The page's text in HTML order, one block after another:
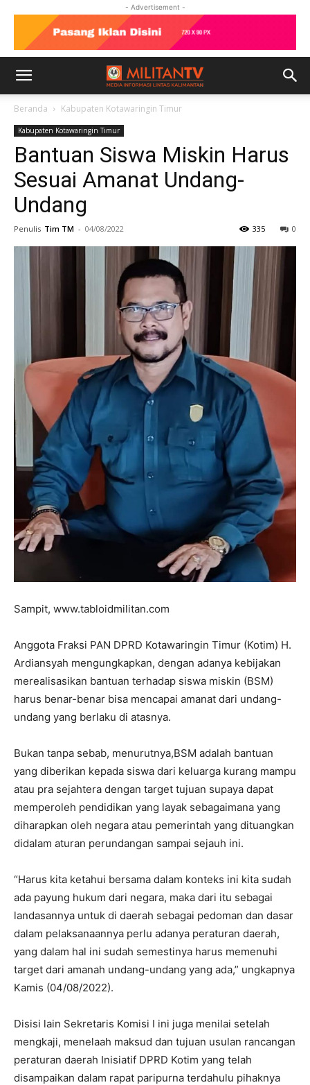
- Advertisement -
Beranda Kabupaten Kotawaringin Timur
Kabupaten Kotawaringin Timur
Bantuan Siswa Miskin Harus
Sesuai Amanat Undang-
Undang
Penulis Tim TM - 04/08/2022 0
335
Sampit, www.tabloidmilitan.com
Anggota Fraksi PAN DPRD Kotawaringin Timur (Kotim) H.
Ardiansyah mengungkapkan, dengan adanya kebijakan
merealisasikan bantuan terhadap siswa miskin (BSM)
harus benar-benar bisa mencapai amanat dari undang-
undang yang berlaku di atasnya.
Bukan tanpa sebab, menurutnya,BSM adalah bantuan
yang diberikan kepada siswa dari keluarga kurang mampu
atau pra sejahtera dengan target tujuan supaya dapat
memperoleh pendidikan yang layak sebagaimana yang
diharapkan oleh negara atau pemerintah yang dituangkan
didalam aturan perundangan sampai sejauh ini.
“Harus kita ketahui bersama dalam konteks ini kita sudah
ada payung hukum dari negara, maka dari itu sebagai
landasannya untuk di daerah sebagai pedoman dan dasar
dalam pelaksanaannya perlu adanya peraturan daerah,
yang dalam hal ini sudah semestinya harus memenuhi
target dari amanah undang-undang yang ada,” ungkapnya
Kamis (04/08/2022).
Disisi lain Sekretaris Komisi I ini juga menilai setelah
mengkaji, menelaah maksud dan tujuan usulan rancangan
peraturan daerah Inisiatif DPRD Kotim yang telah
disampaikan dalam rapat paripurna terdahulu pihaknya